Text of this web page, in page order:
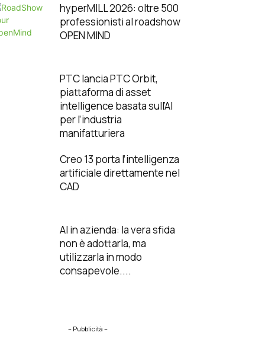
hyperMILL 2026: oltre 500
professionisti al roadshow
OPEN MIND
PTC lancia PTC Orbit,
piattaforma di asset
intelligence basata sull’AI
per l’industria
manifatturiera
Creo 13 porta l’intelligenza
artificiale direttamente nel
CAD
AI in azienda: la vera sfida
non è adottarla, ma
utilizzarla in modo
consapevole....
– Pubblicità –